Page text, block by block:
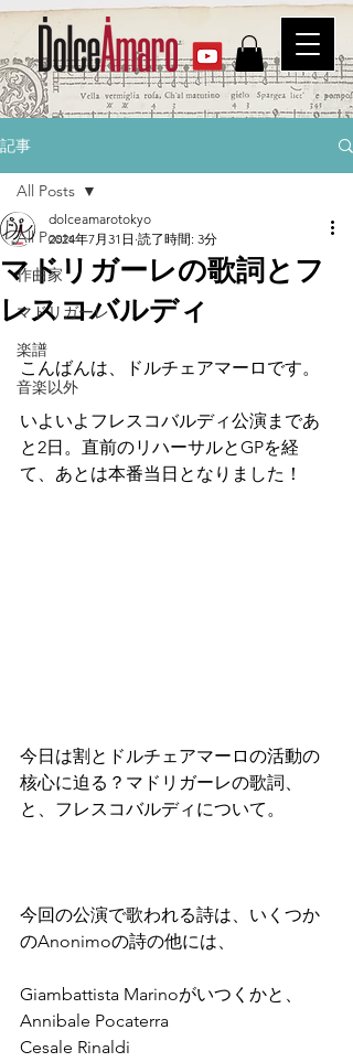
記事
All Posts
作曲家
マドリガーレ
楽譜
音楽以外
All Posts
マドリガーレの歌詞とフ
レスコバルディ
dolceamarotokyo
2024年7月31日 読了時間: 3分
こんばんは、ドルチェアマーロです。
いよいよフレスコバルディ公演まであ
と2日。直前のリハーサルとGPを経
て、あとは本番当日となりました！
今日は割とドルチェアマーロの活動の
核心に迫る？マドリガーレの歌詞、
と、フレスコバルディについて。
今回の公演で歌われる詩は、いくつか
のAnonimoの詩の他には、
Giambattista Marinoがいつくかと、
Annibale Pocaterra
Cesale Rinaldi